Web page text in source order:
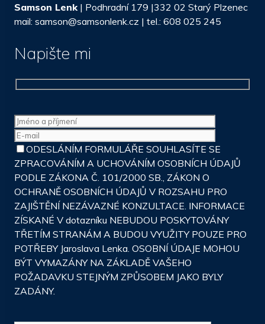
Samson Lenk| Podhradní 179 |332 02 Starý Plzenec
mail: samson@samsonlenk.cz | tel.: 608 025 245
Napište mi
ODESLÁNÍM FORMULÁŘE SOUHLASÍTE SE
ZPRACOVÁNÍM A UCHOVÁNÍM OSOBNÍCH ÚDAJŮ
PODLE ZÁKONA Č. 101/2000 SB., ZÁKON O
OCHRANĚ OSOBNÍCH ÚDAJŮ V ROZSAHU PRO
ZAJIŠTĚNÍ NEZÁVAZNÉ KONZULTACE. INFORMACE
ZÍSKANÉ V dotazníku NEBUDOU POSKYTOVÁNY
TŘETÍM STRANÁM A BUDOU VYUŽITY POUZE PRO
POTŘEBY Jaroslava Lenka. OSOBNÍ ÚDAJE MOHOU
BÝT VYMAZÁNY NA ZÁKLADĚ VAŠEHO
POŽADAVKU STEJNÝM ZPŮSOBEM JAKO BYLY
ZADÁNY.